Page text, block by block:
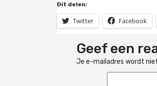
Dit delen:
Twitter Facebook
Geef een
Je e-mailadres wordt